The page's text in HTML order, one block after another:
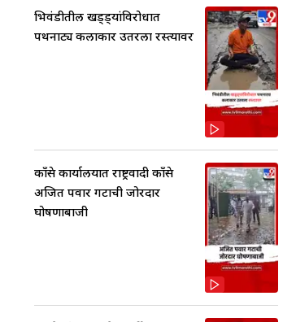
भिवंडीतील खड्ड्यांविरोधात
पथनाट्य कलाकार उतरला रस्त्यावर
काँग्रेस कार्यालयात राष्ट्रवादी काँग्रेस
अजित पवार गटाची जोरदार
घोषणाबाजी